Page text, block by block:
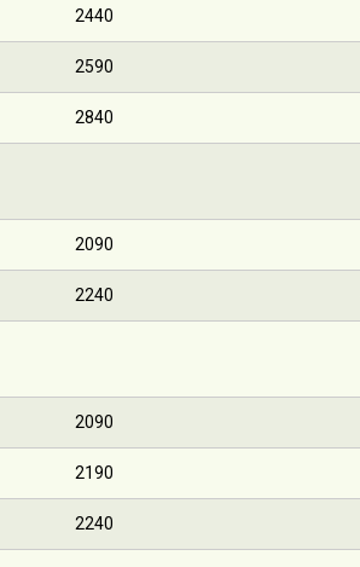
2440
2590
2840
2090
2240
2090
2190
2240